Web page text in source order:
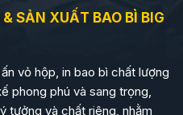
SẢN XUẤT BAO BÌ BIG
vỏ hộp, in bao bì chất lượng
phong phú và sang trọng,
tưởng và chất riêng, nhằm